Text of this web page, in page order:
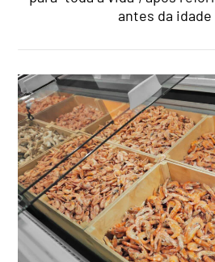
antes da idade